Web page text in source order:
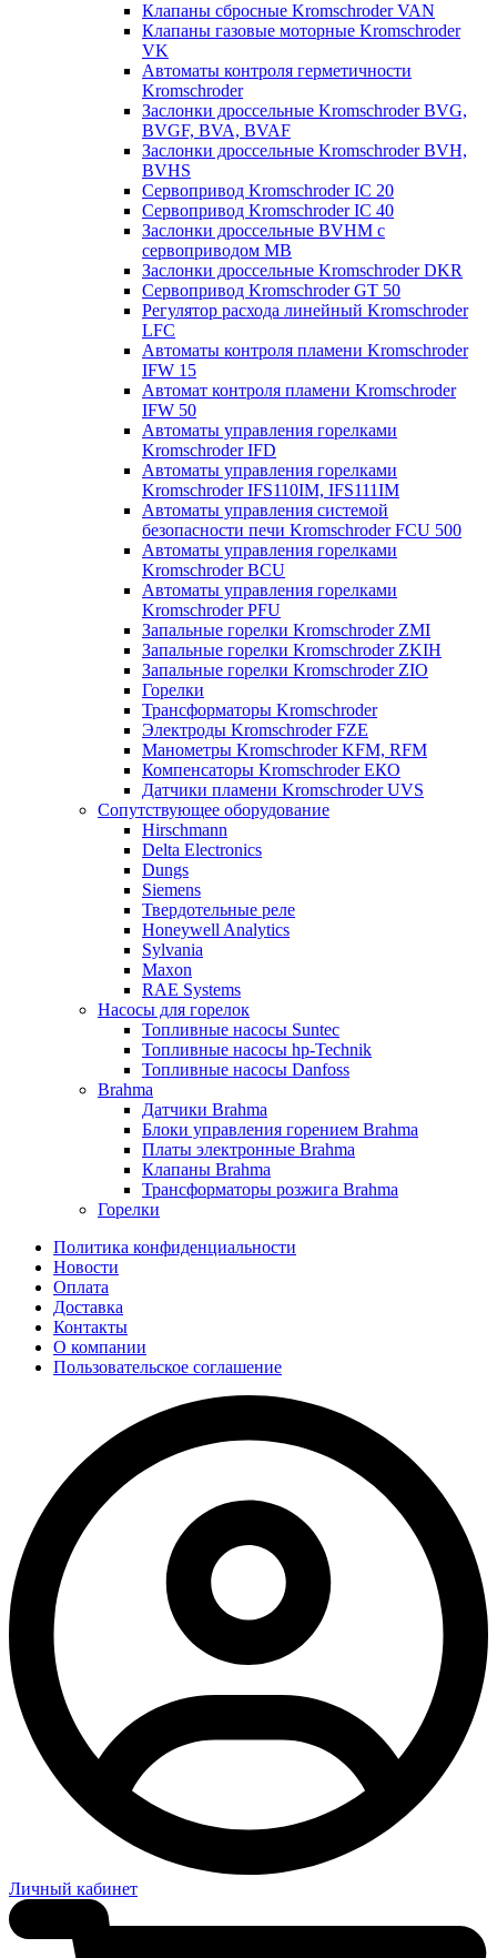
Клапаны сбросные Kromschroder VAN
Клапаны газовые моторные Kromschroder
VK
Автоматы контроля герметичности
Kromschroder
Заслонки дроссельные Kromschroder BVG,
BVGF, BVA, BVAF
Заслонки дроссельные Kromschroder BVH,
BVHS
Сервопривод Kromschroder IC 20
Сервопривод Kromschroder IC 40
Заслонки дроссельные BVHM с
сервоприводом МВ
Заслонки дроссельные Kromschroder DKR
Cервопривод Kromschroder GT 50
Регулятор расхода линейный Kromschroder
LFC
Автоматы контроля пламени Kromschroder
IFW 15
Автомат контроля пламени Kromschroder
IFW 50
Автоматы управления горелками
Kromschroder IFD
Автоматы управления горелками
Kromschroder IFS110IM, IFS111IM
Автоматы управления системой
безопасности печи Kromschroder FCU 500
Автоматы управления горелками
Kromschroder BCU
Автоматы управления горелками
Kromschroder PFU
Запальные горелки Kromschroder ZМI
Запальные горелки Kromschroder ZKIH
Запальные горелки Kromschroder ZIO
Горелки
Трансформаторы Kromschroder
Электроды Kromschroder FZE
Манометры Kromschroder KFM, RFM
Компенсаторы Kromschroder ЕКО
Датчики пламени Kromschroder UVS
Сопутствующее оборудование
Hirschmann
Delta Electronics
Dungs
Siemens
Твердотельные реле
Honeywell Analytics
Sylvania
Maxon
RAE Systems
Насосы для горелок
Топливные насосы Suntec
Топливные насосы hp-Technik
Топливные насосы Danfoss
Brahma
Датчики Brahma
Блоки управления горением Brahma
Платы электронные Brahma
Клапаны Brahma
Трансформаторы розжига Brahma
Горелки
Политика конфиденциальности
Новости
Оплата
Доставка
Контакты
О компании
Пользовательское соглашение
Личный кабинет